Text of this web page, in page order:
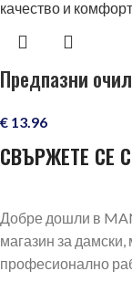
Предпазни
€ 13.96
СВЪРЖЕТЕ СЕ
Добре дошли в
магазин за дамски,
професионално